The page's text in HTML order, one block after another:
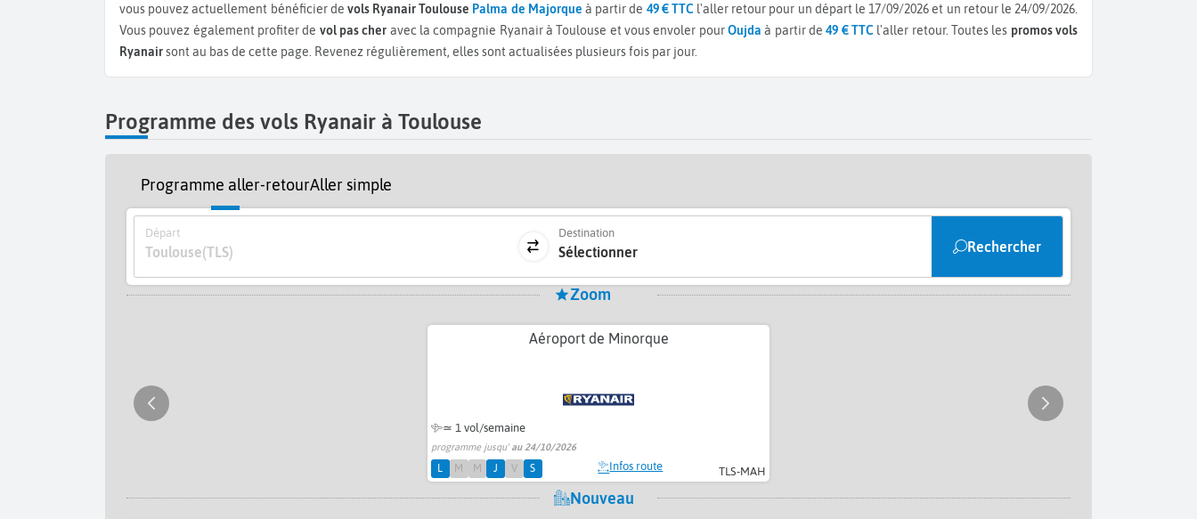
vous pouvez actuellement bénéficier de vols Ryanair Toulouse Palma de Majorque à partir de 49 € TTC l'aller retour pour un départ le 17/09/2026 et un retour le 24/09/2026.
Vous pouvez également profiter de vol pas cher avec la compagnie Ryanair à Toulouse et vous envoler pourOujda à partir de49 € TTC l'aller retour.Toutes les promos vols
Ryanairsont au bas de cette page. Revenez régulièrement, elles sont actualisées plusieurs fois par jour.
Programme des vols Ryanair à Toulouse
Programme aller-retourAller simple
Départ
Toulouse(TLS)
Destination
Sélectionner Rechercher
Zoom
TLS-MAH
Aéroport de Minorque
≃ 1 vol/semaine
programme jusqu'au 24/10/2026
L M M J V S Infos route
Nouveau